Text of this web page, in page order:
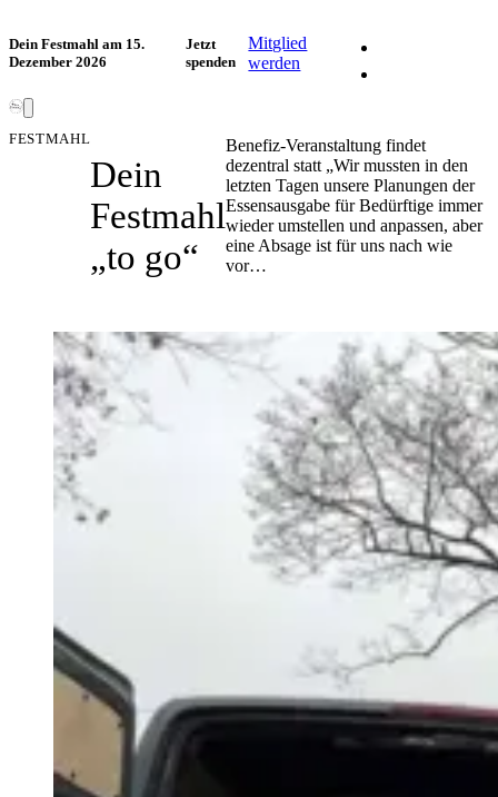
Dein Festmahl am 15.
Dezember 2026
Jetzt
spenden
Mitglied
werden
FESTMAHL
Dein
Festmahl
„to go“
Benefiz-Veranstaltung findet
dezentral statt „Wir mussten in den
letzten Tagen unsere Planungen der
Essensausgabe für Bedürftige immer
wieder umstellen und anpassen, aber
eine Absage ist für uns nach wie
vor…